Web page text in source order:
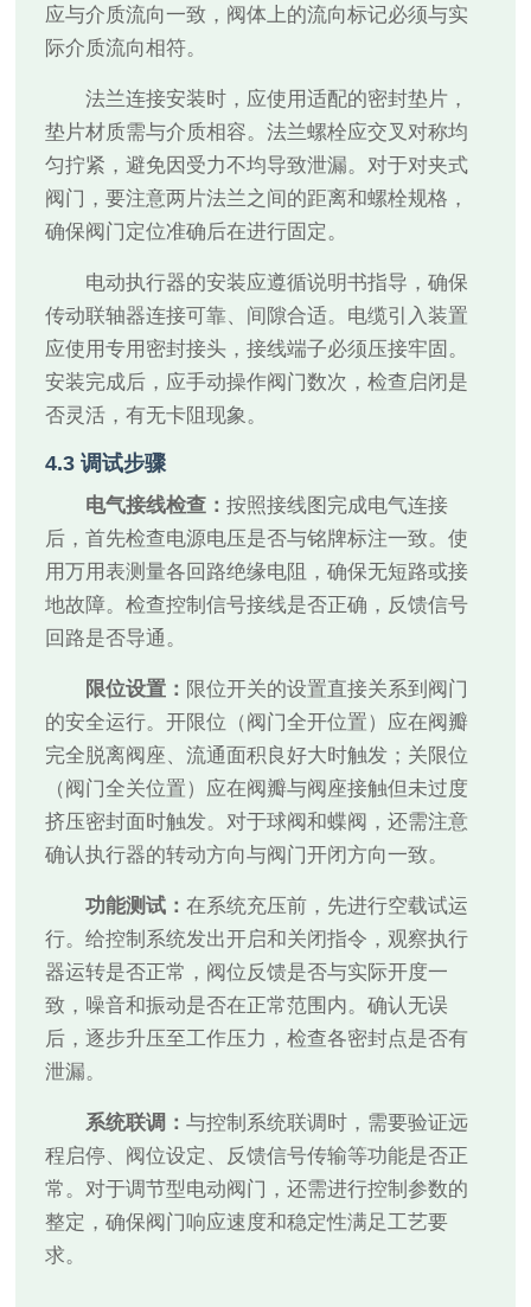
应与介质流向一致，阀体上的流向标记必须与实
际介质流向相符。
法兰连接安装时，应使用适配的密封垫片，
垫片材质需与介质相容。法兰螺栓应交叉对称均
匀拧紧，避免因受力不均导致泄漏。对于对夹式
阀门，要注意两片法兰之间的距离和螺栓规格，
确保阀门定位准确后在进行固定。
电动执行器的安装应遵循说明书指导，确保
传动联轴器连接可靠、间隙合适。电缆引入装置
应使用专用密封接头，接线端子必须压接牢固。
安装完成后，应手动操作阀门数次，检查启闭是
否灵活，有无卡阻现象。
4.3 调试步骤
电气接线检查：按照接线图完成电气连接
后，首先检查电源电压是否与铭牌标注一致。使
用万用表测量各回路绝缘电阻，确保无短路或接
地故障。检查控制信号接线是否正确，反馈信号
回路是否导通。
限位设置： 限位开关的设置直接关系到阀门
的安全运行。开限位（阀门全开位置）应在阀瓣
完全脱离阀座、流通面积良好大时触发；关限位
（阀门全关位置）应在阀瓣与阀座接触但未过度
挤压密封面时触发。对于球阀和蝶阀，还需注意
确认执行器的转动方向与阀门开闭方向一致。
功能测试：在系统充压前，先进行空载试运
行。给控制系统发出开启和关闭指令，观察执行
器运转是否正常，阀位反馈是否与实际开度一
致，噪音和振动是否在正常范围内。确认无误
后，逐步升压至工作压力，检查各密封点是否有
泄漏。
系统联调：与控制系统联调时，需要验证远
程启停、阀位设定、反馈信号传输等功能是否正
常。对于调节型电动阀门，还需进行控制参数的
整定，确保阀门响应速度和稳定性满足工艺要
求。